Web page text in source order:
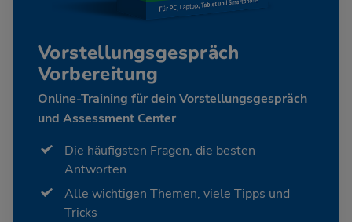
Vorstellungsgespräch
Vorbereitung
Online-Training für dein Vorstellungsgespräch
und Assessment Center
Die häufigsten Fragen, die besten
Antworten
Alle wichtigen Themen, viele Tipps und
Tricks